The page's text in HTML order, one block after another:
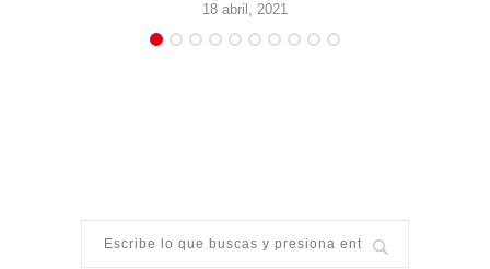
18 abril, 2021